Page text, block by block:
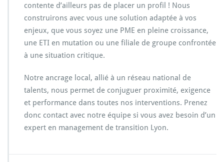
contente d’ailleurs pas de placer un profil ! Nous
construirons avec vous une solution adaptée à vos
enjeux, que vous soyez une PME en pleine croissance,
une ETI en mutation ou une filiale de groupe confrontée
à une situation critique.
Notre ancrage local, allié à un réseau national de
talents, nous permet de conjuguer proximité, exigence
et performance dans toutes nos interventions. Prenez
donc contact avec notre équipe si vous avez besoin d’un
expert en management de transition Lyon.